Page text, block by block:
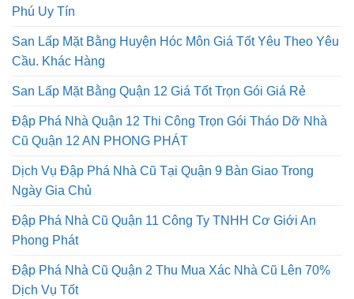
Phú Uy Tín
San Lấp Mặt Bằng Huyện Hóc Môn Giá Tốt Yêu Theo Yêu
Cầu. Khác Hàng
San Lấp Mặt Bằng Quận 12 Giá Tốt Trọn Gói Giá Rẻ
Đập Phá Nhà Quận 12 Thi Công Trọn Gói Tháo Dỡ Nhà
Cũ Quận 12 AN PHONG PHÁT
Dịch Vụ Đập Phá Nhà Cũ Tại Quận 9 Bàn Giao Trong
Ngày Gia Chủ
Đập Phá Nhà Cũ Quận 11 Công Ty TNHH Cơ Giới An
Phong Phát
Đập Phá Nhà Cũ Quận 2 Thu Mua Xác Nhà Cũ Lên 70%
Dịch Vụ Tốt